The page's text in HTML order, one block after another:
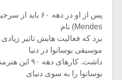
Mendes) نام
برد که فعالیت هایش تاثیر
موسیقی بوسانوا در دنیا
داشت. کارهای
بوسانوا را به سوی دنیای